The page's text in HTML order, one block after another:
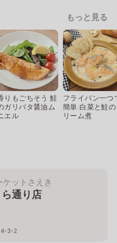
もっと見る
りもごちそう 鮭
ガリバタ醤油ム
エル
フライパン一つ
簡単 白菜と鮭
リーム煮
ケットさえき
通り店
4-3-2